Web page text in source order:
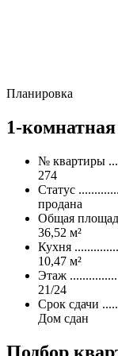
Планировка
1-
№ квартиры
274
Статус
продана
Общая
36,52 м²
Кухня
10,47 м²
Этаж
21/24
Срок сдачи
Дом сдан
Подбор